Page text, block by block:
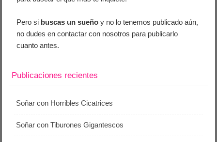
Pero si buscas un sueño y no lo tenemos publicado aún,
no dudes en contactar con nosotros para publicarlo
cuanto antes.
Publicaciones recientes
Soñar con Horribles Cicatrices
Soñar con Tiburones Gigantescos